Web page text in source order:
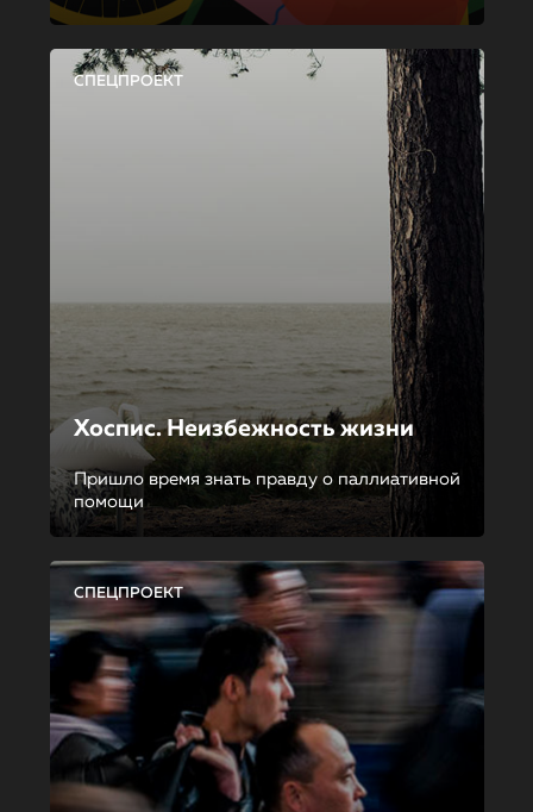
СПЕЦПРОЕКТ
Хоспис. Неизбежность жизни
Пришло время знать правду о паллиативной
помощи
СПЕЦПРОЕКТ